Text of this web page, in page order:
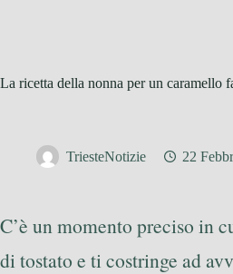
La ricetta della nonna per un caramello
TriesteNotizie 22
C’è un momento preciso in
di tostato e ti costringe ad